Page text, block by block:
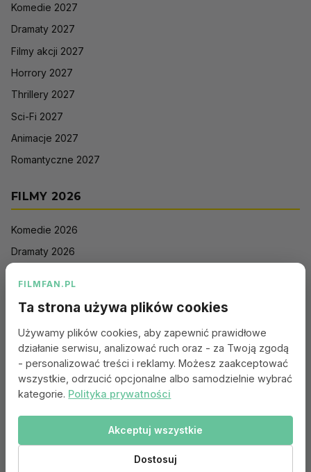
Komedie 2027
Dramaty 2027
Filmy akcji 2027
Horrory 2027
Thrillery 2027
Sci-Fi 2027
Animacje 2027
Romantyczne 2027
FILMY 2026
Komedie 2026
Dramaty 2026
Sci-Fi 2026
Animacje 2026
Romantyczne 2026
Portal:
© 2010–2026 FILMFAN.PL – Film. Nasza wspólna pasja.
FILMFAN.PL
Ta strona używa plików cookies
Używamy plików cookies, aby zapewnić prawidłowe
działanie serwisu, analizować ruch oraz - za Twoją zgodą
- personalizować treści i reklamy. Możesz zaakceptować
wszystkie, odrzucić opcjonalne albo samodzielnie wybrać
kategorie. Polityka prywatności
Dostosuj
Akceptuj wszystkie